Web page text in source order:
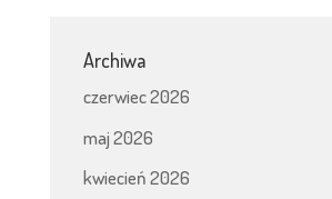
Archiwa
czerwiec 2026
maj 2026
kwiecień 2026